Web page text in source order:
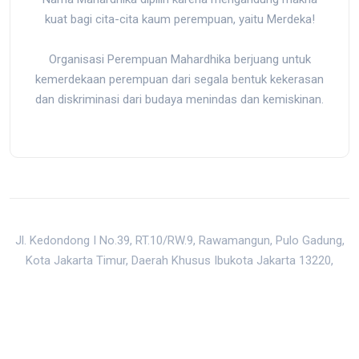
kuat bagi cita-cita kaum perempuan, yaitu Merdeka!
Organisasi Perempuan Mahardhika berjuang untuk
kemerdekaan perempuan dari segala bentuk kekerasan
dan diskriminasi dari budaya menindas dan kemiskinan.
Jl. Kedondong I No.39, RT.10/RW.9, Rawamangun, Pulo Gadung,
Kota Jakarta Timur, Daerah Khusus Ibukota Jakarta 13220,